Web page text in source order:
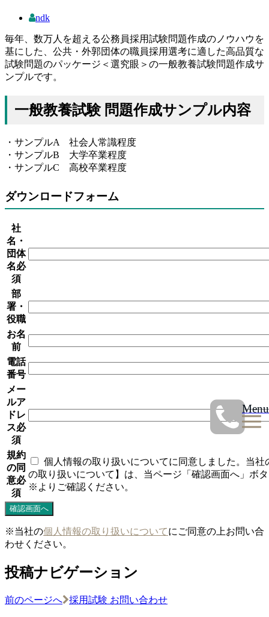
Menu
ndk
毎年、数万人を超える公務員採用試験問題作成のノウハウを
基にした、公共・外郭団体の職員採用選考に適した高品質な
試験問題のパッケージ＜選究眼＞の一般教養試験問題作成サ
ンプルです。
一般教養試験 問題作成サンプル内容
・サンプルA 社会人常識程度
・サンプルB 大学卒業程度
・サンプルC 高校卒業程度
ダウンロードフォーム
社
名・
団体
名必
須
部
署・
役職
お名
前
電話
番号
メー
ルア
ドレ
ス必
須
規約
の同
意必
須
個人情報の取り扱いについてに同意しました。当社
の取り扱いについて】は、当ページ「確認画面へ」ボ
※よりご確認ください。
※当社の個人情報の取り扱いについてにご同意の上お問い合
わせください。
投稿ナビゲーション
前のページへ 採用試験 お問い合わせ